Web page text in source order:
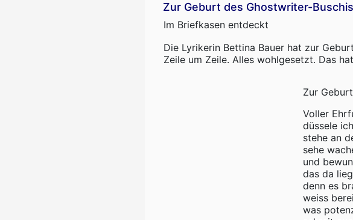
Zur Geburt des Ghostwriter-Buschis
Im Briefkasen entdeckt
Die Lyrikerin Bettina Bauer hat zur
Zeile um Zeile. Alles wohlgesetzt. Das
Zur
Voller
düssele
stehe an
sehe
und
das da
denn es
weiss
was